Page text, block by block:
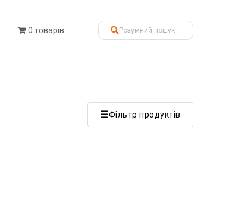
0 товарів
☰Фільтр продуктів